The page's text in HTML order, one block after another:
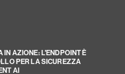
IN AZIONE: L'ENDPOINT È
PER LA SICUREZZA
AI